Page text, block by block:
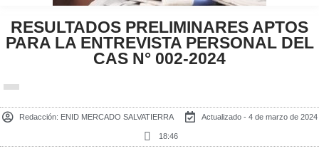
RESULTADOS PRELIMINARES APTOS
PARA LA ENTREVISTA PERSONAL DEL
CAS N° 002-2024
Redacción: ENID MERCADO SALVATIERRA Actualizado - 4 de marzo de 2024
18:46